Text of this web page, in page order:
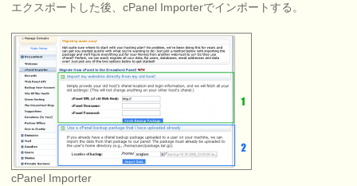
エクスポートした後、cPanel Importerでインポートする。
cPanel Importer